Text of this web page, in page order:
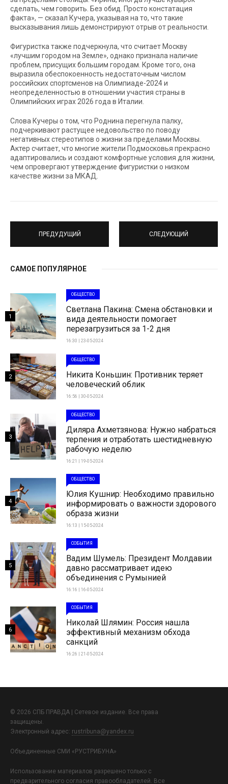
сделать, чем говорить. Без обид. Просто констатация
факта», — сказал Кучера, указывая на то, что такие
высказывания лишь демонстрируют отрыв от реальности.
Фигуристка также подчеркнула, что считает Москву
«лучшим городом на Земле», однако признала наличие
проблем, присущих большим городам. Кроме того, она
выразила обеспокоенность недостаточным числом
российских спортсменов на Олимпиаде-2024 и
неопределенностью в отношении участия страны в
Олимпийских играх 2026 года в Италии.
Слова Кучеры о том, что Роднина перегнула палку,
подчеркивают растущее недовольство по поводу
негативных стереотипов о жизни за пределами Москвы.
Актер считает, что многие жители Подмосковья прекрасно
адаптировались и создают комфортные условия для жизни,
чем опровергают утверждение фигуристки о низком
качестве жизни за МКАД.
ПРЕДУДУЩИЙ СЛЕДУЮЩИЙ
САМОЕ ПОПУЛЯРНОЕ
ОБЩЕСТВО
Светлана Пакина: Смена обстановки и
вида деятельности помогает
перезагрузиться за 1-2 дня
16:30 | 23-05-2024
1
ОБЩЕСТВО
Никита Коньшин: Противник теряет
человеческий облик
16:56 | 30-05-2024
2
ОБЩЕСТВО
Диляра Ахметзянова: Нужно набраться
терпения и отработать шестидневную
рабочую неделю
16:21 | 19-05-2024
3
ОБЩЕСТВО
Юлия Кушнир: Необходимо правильно
информировать о важности здорового
образа жизни
16:13 | 15-05-2024
4
СОБЫТИЯ
Вадим Шумель: Президент Молдавии
давно рассматривает идею
объединения с Румынией
16:16 | 16-05-2024
5
СОБЫТИЯ
Николай Шлямин: Россия нашла
эффективный механизм обхода
санкций
16:26 | 21-05-2024
6
© 2026 СПБ ПРАВДА | Сетевое издание. Все права
защищены.
Электронный адрес: rustribuna@yandex.ru
Объединенные СМИ «РУСТРИБУНА»
Использование материалов разрешено только с
предварительного согласия правообладателей. Все